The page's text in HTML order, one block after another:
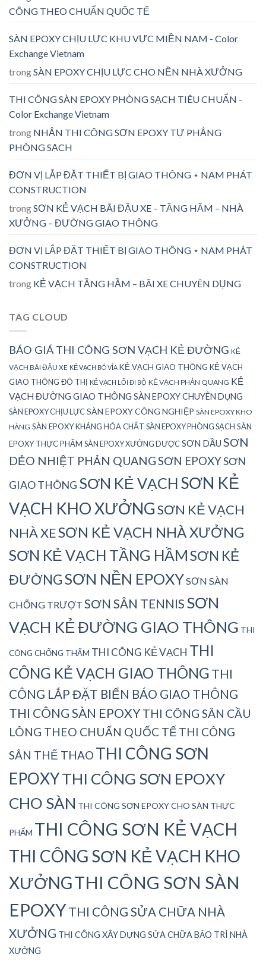
CÔNG THEO CHUẨN QUỐC TẾ
SÀN EPOXY CHỊU LỰC KHU VỰC MIỀN NAM - Color
Exchange Vietnam
trongSÀN EPOXY CHỊU LỰC CHO NỀN NHÀ XƯỞNG
THI CÔNG SÀN EPOXY PHÒNG SẠCH TIÊU CHUẨN -
Color Exchange Vietnam
trong NHẬN THI CÔNG SƠN EPOXY TỰ PHẲNG
PHÒNG SẠCH
ĐƠN VỊ LẮP ĐẶT THIẾT BỊ GIAO THÔNG ⋆ NAM PHÁT
CONSTRUCTION
trongSƠN KẺ VẠCH BÃI ĐẬU XE – TẦNG HẦM – NHÀ
XƯỞNG – ĐƯỜNG GIAO THÔNG
ĐƠN VỊ LẮP ĐẶT THIẾT BỊ GIAO THÔNG ⋆ NAM PHÁT
CONSTRUCTION
trong KẺ VẠCH TẦNG HẦM – BÃI XE CHUYÊN DỤNG
TAG CLOUD
BÁO GIÁ THI CÔNG SƠN VẠCH KẺ ĐƯỜNG KẺ
VẠCH BÃI ĐẬU XE KẺ VẠCH BÓ VỈA KẺ VẠCH GIAO THÔNG KẺ VẠCH
GIAO THÔNG ĐÔ THỊ KẺ VẠCH LỐI ĐI BỘ KẺ VẠCH PHẢN QUANG KẺ
VẠCH ĐƯỜNG GIAO THÔNG SÀN EPOXY CHUYÊN DỤNG
SÀN EPOXY CHỊU LỰCSÀN EPOXY CÔNG NGHIỆP SÀN EPOXY KHO
HÀNG SÀN EPOXY KHÁNG HÓA CHẤT SÀN EPOXY PHÒNG SẠCH SÀN
EPOXY THỰC PHẨM SÀN EPOXY XƯỞNG DƯỢCSƠN DẦU SƠN
DẺO NHIỆT PHẢN QUANGSƠN EPOXYSƠN
GIAO THÔNG SƠN KẺ VẠCH SƠN KẺ
VẠCH KHO XƯỞNGSƠN KẺ VẠCH
NHÀ XESƠN KẺ VẠCH NHÀ XƯỞNG
SƠN KẺ VẠCH TẦNG HẦMSƠN KẺ
ĐƯỜNGSƠN NỀN EPOXYSƠN SÀN
CHỐNG TRƯỢT SƠN SÂN TENNIS SƠN
VẠCH KẺ ĐƯỜNG GIAO THÔNG THI
CÔNG CHỐNG THẤM THI CÔNG KẺ VẠCH THI
CÔNG KẺ VẠCH GIAO THÔNG THI
CÔNG LẮP ĐẶT BIỂN BÁO GIAO THÔNG
THI CÔNG SÀN EPOXYTHI CÔNG SÂN CẦU
LÔNG THEO CHUẨN QUỐC TẾ THI CÔNG
SÂN THỂ THAO THI CÔNG SƠN
EPOXYTHI CÔNG SƠN EPOXY
CHO SÀN THI CÔNG SƠN EPOXY CHO SÀN THỰC
PHẨM THI CÔNG SƠN KẺ VẠCH
THI CÔNG SƠN KẺ VẠCH KHO
XƯỞNGTHI CÔNG SƠN SÀN
EPOXYTHI CÔNG SỬA CHỮA NHÀ
XƯỞNG THI CÔNG XÂY DỰNG SỬA CHỮA BẢO TRÌ NHÀ
XƯỞNG